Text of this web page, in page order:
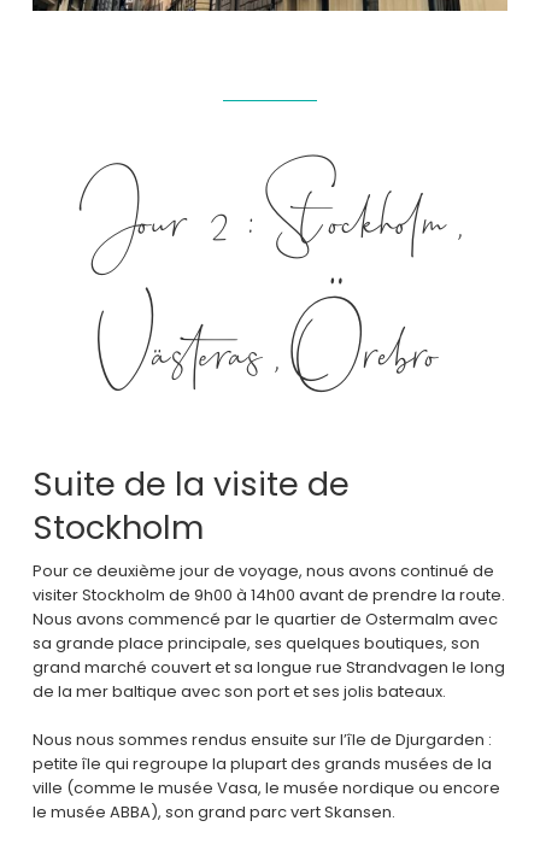
Jour 2 : Stockholm,
Västeras, Örebro
Suite de la visite de
Stockholm
Pour ce deuxième jour de voyage, nous avons continué de
visiter Stockholm de 9h00 à 14h00 avant de prendre la route.
Nous avons commencé par le quartier de Ostermalm avec
sa grande place principale, ses quelques boutiques, son
grand marché couvert et sa longue rue Strandvagen le long
de la mer baltique avec son port et ses jolis bateaux.
Nous nous sommes rendus ensuite sur l’île de Djurgarden :
petite île qui regroupe la plupart des grands musées de la
ville (comme le musée Vasa, le musée nordique ou encore
le musée ABBA), son grand parc vert Skansen.